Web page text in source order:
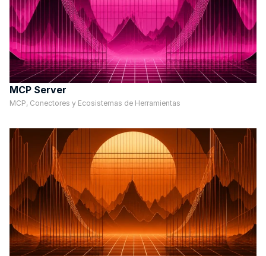
MCP Server
MCP, Conectores y Ecosistemas de Herramientas